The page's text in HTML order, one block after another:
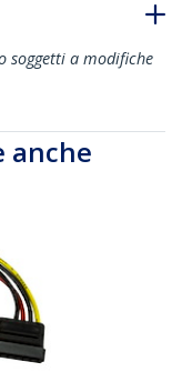
soggetti a modifiche
anche